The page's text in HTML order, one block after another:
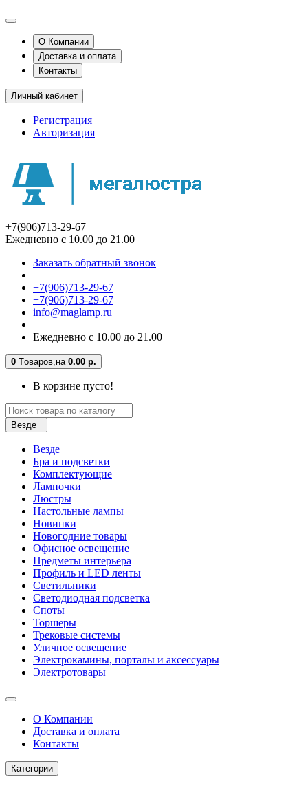
О Компании
Доставка и оплата
Контакты
Личный кабинет
Регистрация
Авторизация
+7(906)713-29-67
Ежедневно с 10.00 до 21.00
Заказать обратный звонок
+7(906)713-29-67
+7(906)713-29-67
info@maglamp.ru
Ежедневно с 10.00 до 21.00
0 Tоваров,на 0.00 р.
В корзине пусто!
Везде
Везде
Бра и подсветки
Комплектующие
Лампочки
Люстры
Настольные лампы
Новинки
Новогодние товары
Офисное освещение
Предметы интерьера
Профиль и LED ленты
Светильники
Светодиодная подсветка
Споты
Торшеры
Трековые системы
Уличное освещение
Электрокамины, порталы и аксессуары
Электротовары
О Компании
Доставка и оплата
Контакты
Категории